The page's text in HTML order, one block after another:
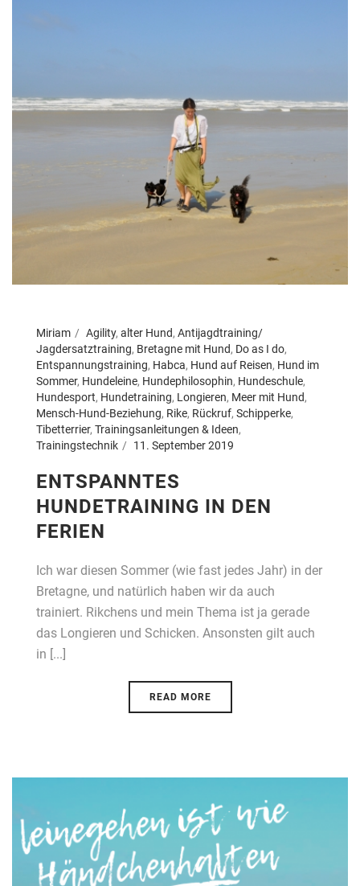
Miriam Agility, alter Hund, Antijagdtraining/
Jagdersatztraining, Bretagne mit Hund, Do as I do,
Entspannungstraining, Habca, Hund auf Reisen, Hund im
Sommer, Hundeleine, Hundephilosophin, Hundeschule,
Hundesport, Hundetraining, Longieren, Meer mit Hund,
Mensch-Hund-Beziehung, Rike, Rückruf, Schipperke,
Tibetterrier, Trainingsanleitungen & Ideen,
Trainingstechnik
11. September 2019
ENTSPANNTES
HUNDETRAINING IN DEN
FERIEN
Ich war diesen Sommer (wie fast jedes Jahr) in der
Bretagne, und natürlich haben wir da auch
trainiert. Rikchens und mein Thema ist ja gerade
das Longieren und Schicken. Ansonsten gilt auch
in [...]
READ MORE